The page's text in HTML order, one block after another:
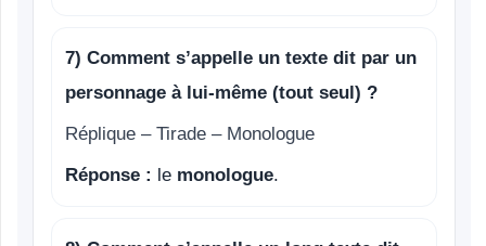
7) Comment s’appelle un texte dit par un
personnage à lui-même (tout seul) ?
Réplique – Tirade – Monologue
Réponse : le monologue.